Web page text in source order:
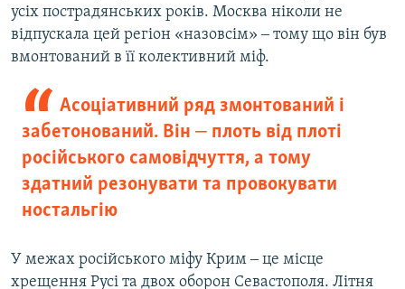
усіх пострадянських років. Москва ніколи не
відпускала цей регіон «назовсім» ‒ тому що він був
вмонтований в її колективний міф.
Асоціативний ряд змонтований і
забетонований. Він ‒ плоть від плоті
російського самовідчуття, а тому
здатний резонувати та провокувати
ностальгію
У межах російського міфу Крим ‒ це місце
хрещення Русі та двох оборон Севастополя. Літня